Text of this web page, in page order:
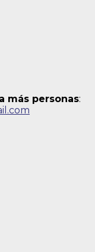
más personas: